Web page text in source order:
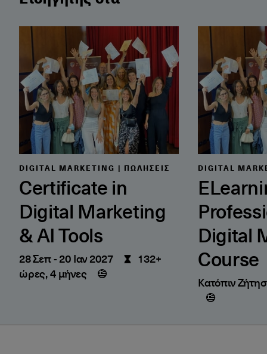
Certificate in Digital Marketing & AI Tools
DIGITAL MARKETING | ΠΩΛΉΣΕΙΣ
Certificate in
Digital Marketing
& AI Tools
28 Σεπ-20 Ιαν 2027
132+
ώρες, 4 μήνες
ELearning
DIGITAL
Digital
Course
Κατόπιν